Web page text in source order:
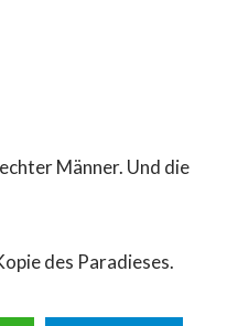
Männer. Und die
des Paradieses.